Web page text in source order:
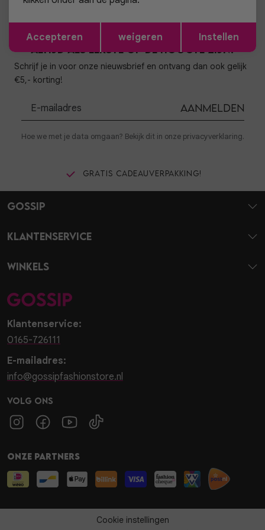
Altijd als eerste op de hoogte zijn?
Schrijf je in voor onze nieuwsbrief en ontvang dan ook gelijk
€5,- korting!
Aanmelden
Hoe we met je data omgaan? Bekijk dit in onze privacyverklaring.
Gratis cadeauverpakking!
Klantenservice:
0165-726111
E-mailadres:
info@gossipfashionstore.nl
Volg ons
Gossip
Klantenservice
Winkels
Onze partners
Cookie instellingen
Opslaan
Accepteren weigeren Instellen